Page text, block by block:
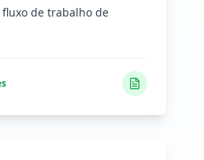
de trabalho de